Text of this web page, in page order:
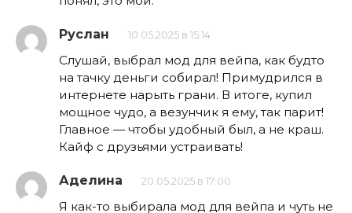
Руслан 10.05.2025 в 15:14
Слушай, выбрал мод для вейпа, как будто
на тачку деньги собирал! Примудрился в
интернете нарыть грани. В итоге, купил
мощное чудо, а везунчик я ему, так парит!
Главное — чтобы удобный был, а не краш.
Кайф с друзьями устраивать!
Аделина 20.05.2025 в 17:00
Я как-то выбирала мод для вейпа и чуть не